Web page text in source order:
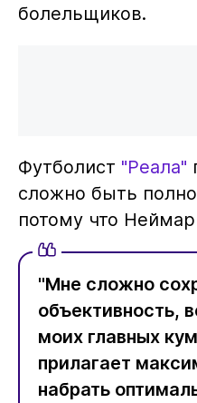
болельщиков.
Футболист "Реала"
сложно быть
потому что
"Мне сложно
объективность,
моих главных
прилагает
набрать